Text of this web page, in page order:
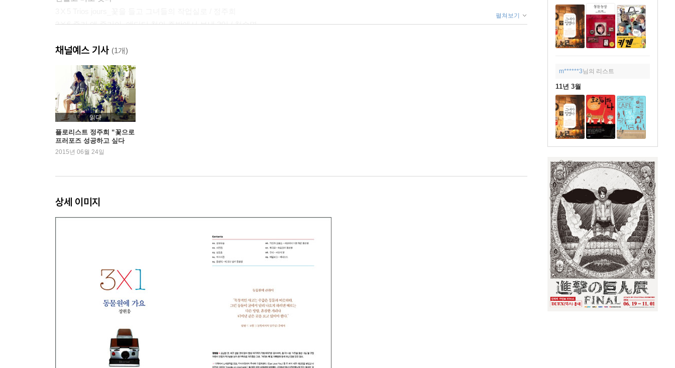
m******3님의 리스트
11년 3월
3Ⅹ6 줄리 앤 줄리아_에디터 천의 주방에서 보낸 3일 / 천승명
보내고 기록하다
3Ⅹ7 내 인생의 다큐멘터리 / 소준희
3Ⅹ8 여행자금회수 프로젝트 / 우흥제
3Ⅹ9 3일간의 무위도식 / 윤성현
They say
3Ⅹ10 보통의 존재에게 묻다 / 정현주
They say
펼쳐보기
채널예스 기사 (1개)
읽다
플로리스트 정주희 “꽃으로
프러포즈 성공하고 싶다
면…”
2015년 06월 24일
상세 이미지